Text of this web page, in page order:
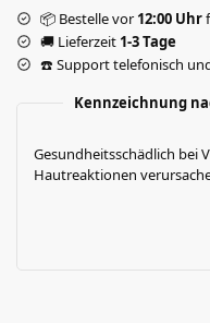
📦 Bestelle vor12:00 Uhr
🚚 Lieferzeit 1-3 Tage
☎️ Support telefonisch
Kennzeichnung
Gesundheitsschädlich bei
Hautreaktionen